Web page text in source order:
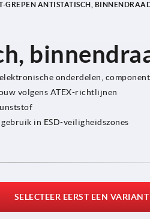
GREPEN ANTISTATISCH,
onderdelen,
volgens ATEX-richtlijnen
in ESD-veiligheidszones
SELECTEER EERST EEN VARIANT